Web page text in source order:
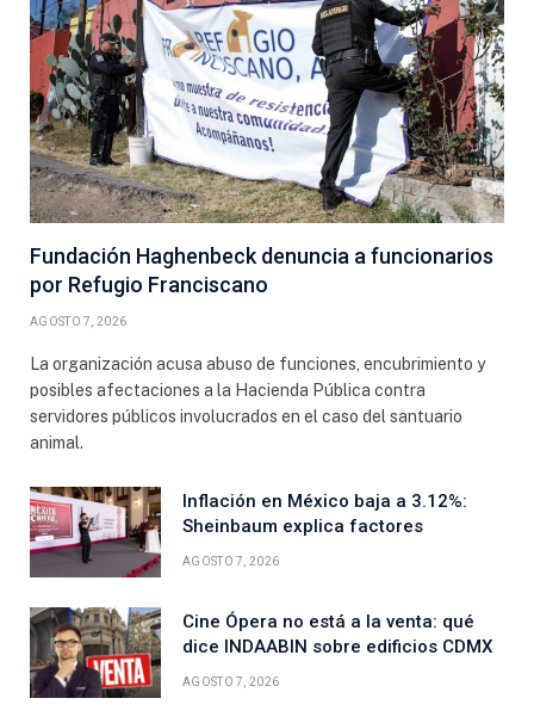
Fundación Haghenbeck denuncia a funcionarios
por Refugio Franciscano
AGOSTO 7, 2026
La organización acusa abuso de funciones, encubrimiento y
posibles afectaciones a la Hacienda Pública contra
servidores públicos involucrados en el caso del santuario
animal.
Inflación en México baja a 3.12%:
Sheinbaum explica factores
AGOSTO 7, 2026
Cine Ópera no está a la venta: qué
dice INDAABIN sobre edificios CDMX
AGOSTO 7, 2026